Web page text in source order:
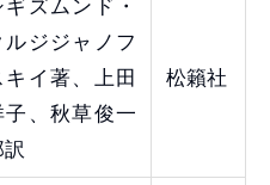
ギズムンド・
ルジジャノフ
キイ著、上田
子、秋草俊一
訳
松籟社